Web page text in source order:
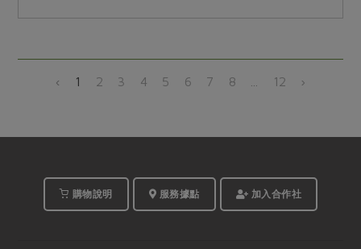
‹ 1 2 3 4 5 6 7 8 12 ›
購物說明 服務據點 加入合作社